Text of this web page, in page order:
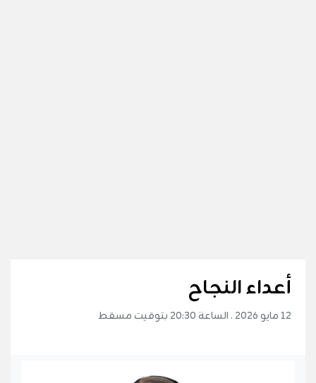
أعداء النجاح
12 مايو 2026 . الساعة 20:30 بتوقيت مسقط